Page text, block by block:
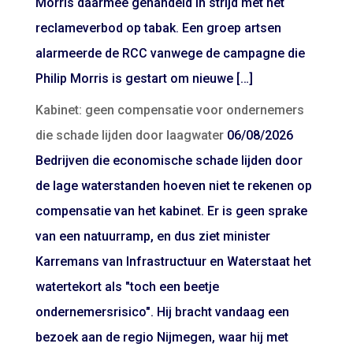
reclameverbod op tabak. Een groep artsen
alarmeerde de RCC vanwege de campagne die
Philip Morris is gestart om nieuwe […]
Kabinet: geen compensatie voor ondernemers
die schade lijden door laagwater 06/08/2026
Bedrijven die economische schade lijden door
de lage waterstanden hoeven niet te rekenen op
compensatie van het kabinet. Er is geen sprake
van een natuurramp, en dus ziet minister
Karremans van Infrastructuur en Waterstaat het
watertekort als "toch een beetje
ondernemersrisico". Hij bracht vandaag een
bezoek aan de regio Nijmegen, waar hij met